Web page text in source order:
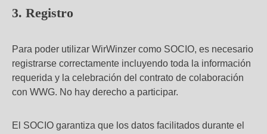
3. Registro
Para poder utilizar WirWinzer como SOCIO, es necesario
registrarse correctamente incluyendo toda la información
requerida y la celebración del contrato de colaboración
con WWG. No hay derecho a participar.
El SOCIO garantiza que los datos facilitados durante el